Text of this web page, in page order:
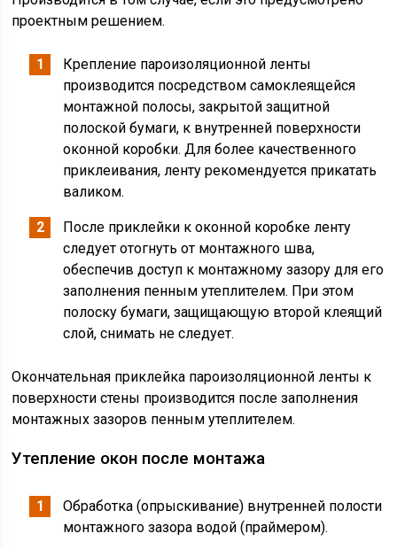
проектным решением.
Крепление пароизоляционной ленты
производится посредством самоклеящейся
монтажной полосы, закрытой защитной
полоской бумаги, к внутренней поверхности
оконной коробки. Для более качественного
приклеивания, ленту рекомендуется прикатать
валиком.
После приклейки к оконной коробке ленту
следует отогнуть от монтажного шва,
обеспечив доступ к монтажному зазору для его
заполнения пенным утеплителем. При этом
полоску бумаги, защищающую второй клеящий
слой, снимать не следует.
Окончательная приклейка пароизоляционной ленты к
поверхности стены производится после заполнения
монтажных зазоров пенным утеплителем.
Утепление окон после монтажа
Обработка (опрыскивание) внутренней полости
монтажного зазора водой (праймером).